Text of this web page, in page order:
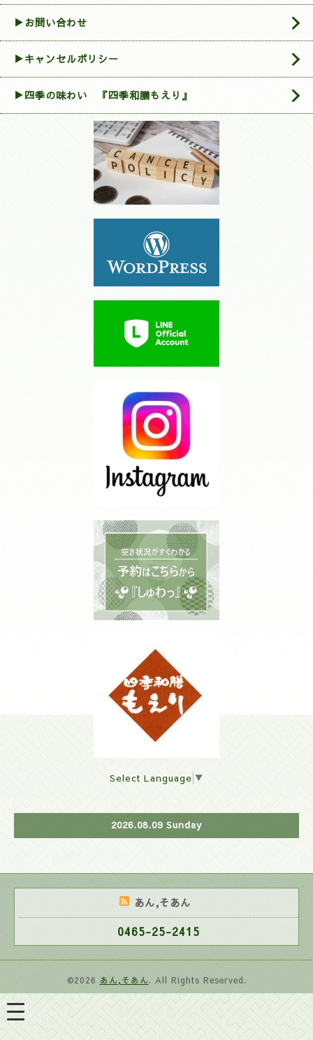
▶お問い合わせ
▶︎キャンセルポリシー
▶四季の味わい 『四季和膳もえり』
Select Language ▼
2026.08.09 Sunday
あん,そあん
0465-25-2415
©2026 あん,そあん. All Rights Reserved.